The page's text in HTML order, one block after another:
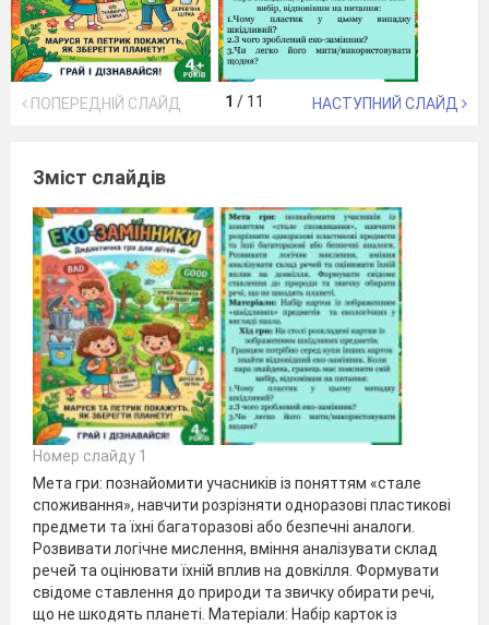
ПОПЕРЕДНІЙ СЛАЙД 1 / 11 НАСТУПНИЙ СЛАЙД
Зміст слайдів
Номер слайду 1
Мета гри: познайомити учасників із поняттям «стале
споживання», навчити розрізняти одноразові пластикові
предмети та їхні багаторазові або безпечні аналоги.
Розвивати логічне мислення, вміння аналізувати склад
речей та оцінювати їхній вплив на довкілля. Формувати
свідоме ставлення до природи та звичку обирати речі,
що не шкодять планеті. Матеріали: Набір карток із